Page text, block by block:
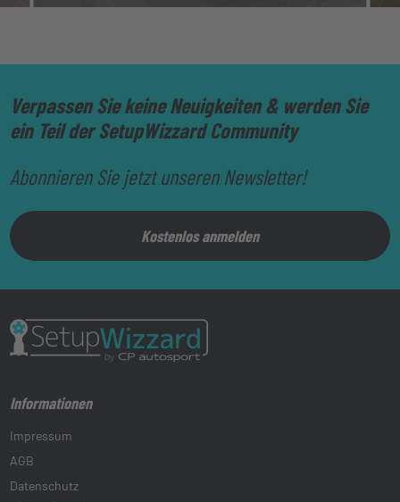
Verpassen Sie keine Neuigkeiten & werden Sie
ein Teil der SetupWizzard Community
Abonnieren Sie jetzt unseren Newsletter!
Kostenlos anmelden
Informationen
Impressum
AGB
Datenschutz